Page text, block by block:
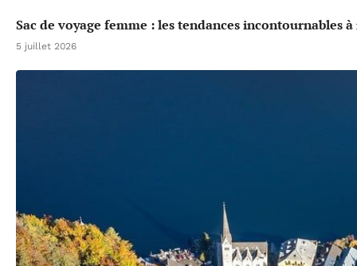
Sac de voyage femme : les tendances incontournables
5 juillet 2026